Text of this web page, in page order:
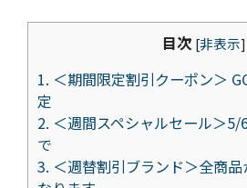
目次 [非表示]
1. ＜期間限定割引クーポン＞
定
2. ＜週間スペシャルセール＞5/
で
3. ＜週替割引ブランド＞全商